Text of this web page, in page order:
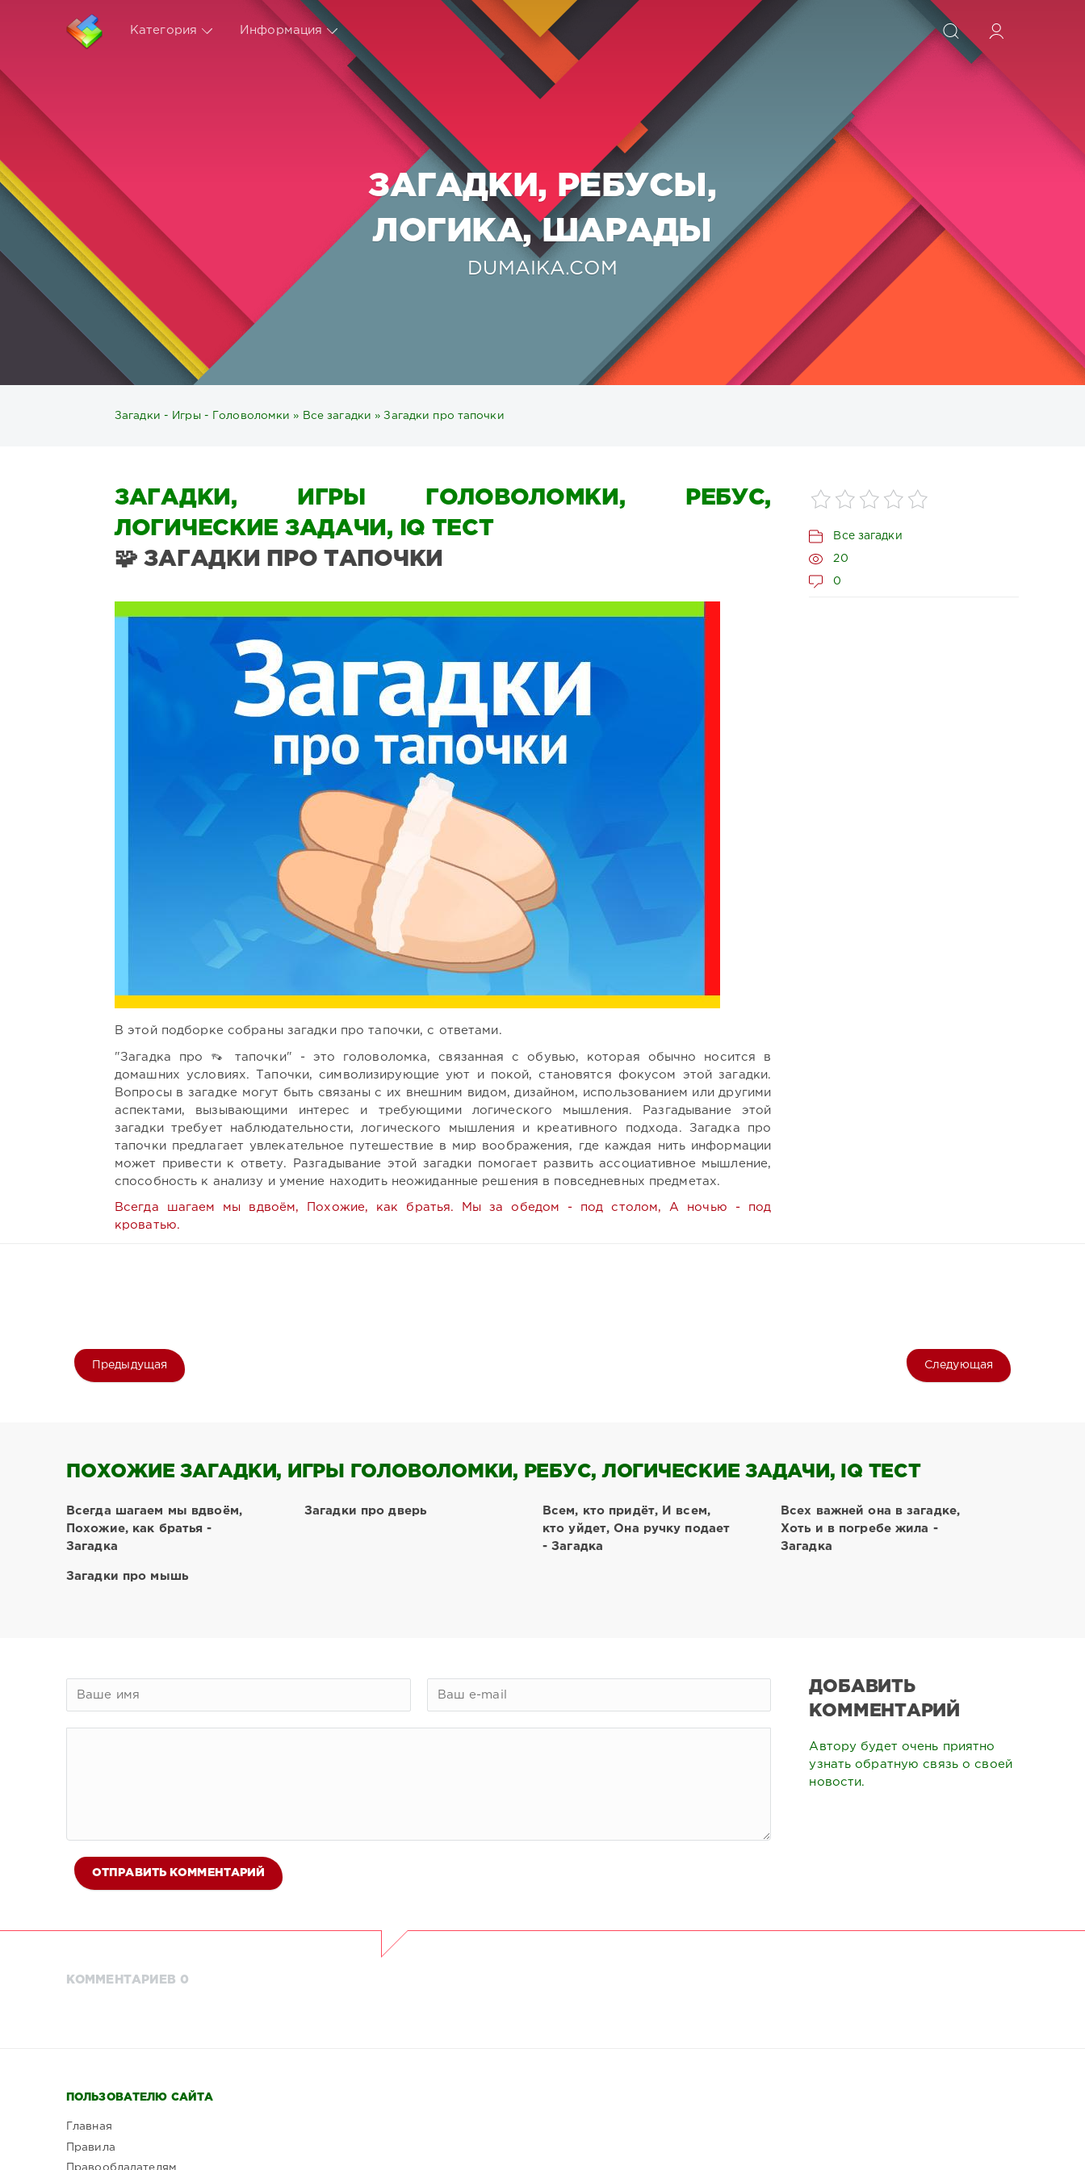
ИСКАТЬ
Категория Информация
ЗАГАДКИ, РЕБУСЫ,
ЛОГИКА, ШАРАДЫ
DUMAIKA.COM
Загадки - Игры - Головоломки » Все загадки » Загадки про тапочки
ЗАГАДКИ, ИГРЫ ГОЛОВОЛОМКИ, РЕБУС,
ЛОГИЧЕСКИЕ ЗАДАЧИ, IQ ТЕСТ
🧩 ЗАГАДКИ ПРО ТАПОЧКИ
Все загадки
20
0
В этой подборке собраны загадки про тапочки, с ответами.
"Загадка про 👡 тапочки" - это головоломка, связанная с обувью, которая обычно носится в
домашних условиях. Тапочки, символизирующие уют и покой, становятся фокусом этой загадки.
Вопросы в загадке могут быть связаны с их внешним видом, дизайном, использованием или другими
аспектами, вызывающими интерес и требующими логического мышления. Разгадывание этой
загадки требует наблюдательности, логического мышления и креативного подхода. Загадка про
тапочки предлагает увлекательное путешествие в мир воображения, где каждая нить информации
может привести к ответу. Разгадывание этой загадки помогает развить ассоциативное мышление,
способность к анализу и умение находить неожиданные решения в повседневных предметах.
Всегда шагаем мы вдвоём, Похожие, как братья. Мы за обедом - под столом, А ночью - под
кроватью.
Предыдущая Следующая
ПОХОЖИЕ ЗАГАДКИ, ИГРЫ ГОЛОВОЛОМКИ, РЕБУС, ЛОГИЧЕСКИЕ ЗАДАЧИ, IQ ТЕСТ
Всегда шагаем мы вдвоём,
Похожие, как братья -
Загадка
Загадки про дверь
Всем, кто придёт, И всем,
кто уйдет, Она ручку подает
- Загадка
Всех важней она в загадке,
Хоть и в погребе жила -
Загадка
Загадки про мышь
ДОБАВИТЬ
КОММЕНТАРИЙ
Автору будет очень приятно
узнать обратную связь о своей
новости.
ОТПРАВИТЬ КОММЕНТАРИЙ
КОММЕНТАРИЕВ 0
ПОЛЬЗОВАТЕЛЮ САЙТА
Главная
Правила
Правообладателям